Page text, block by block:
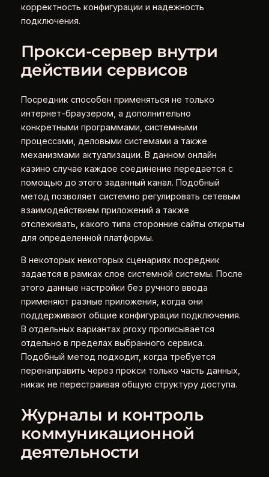
корректность конфигурации и надежность
подключения.
Прокси-сервер внутри
действии сервисов
Посредник способен применяться не только
интернет-браузером, а дополнительно
конкретными программами, системными
процессами, деловыми системами а также
механизмами актуализации. В данном онлайн
казино случае каждое соединение передается с
помощью до этого заданный канал. Подобный
метод позволяет системно регулировать сетевым
взаимодействием приложений а также
отслеживать, какого типа сторонние сайты открыты
для определенной платформы.
В некоторых некоторых сценариях посредник
задается в рамках слое системной системы. После
этого данные настройки без ручного ввода
применяют разные приложения, когда они
поддерживают общие конфигурации подключения.
В отдельных вариантах proxy прописывается
отдельно в пределах выбранного сервиса.
Подобный метод подходит, когда требуется
перенаправить через прокси только часть данных,
никак не перестраивая общую структуру доступа.
Журналы и контроль
коммуникационной
деятельности